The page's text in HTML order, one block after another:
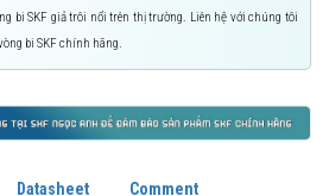
bi SKF giả trôi nổi trên thị trường. Liên hệ với chúng tôi
bi SKF chính hãng.
Datasheet Comment